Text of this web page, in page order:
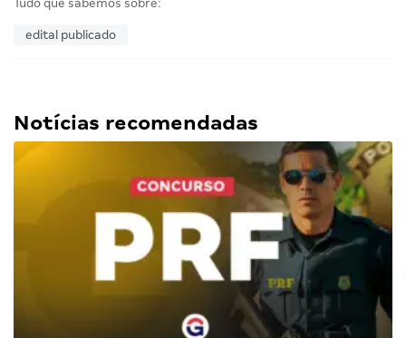
Tudo que sabemos sobre:
edital publicado
Notícias recomendadas